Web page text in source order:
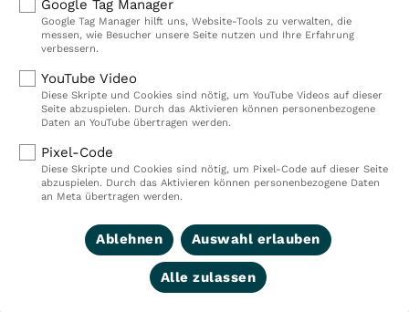
Wenn Sie die Seite aufrufen und
Account eingeloggt sind, kann
Website Ihrem LinkedIn-Account
Bitte beachten Sie, dass sich die
LinkedIn unserer Kenntnis
Wenn Sie nicht möchten, dass
zuordnet, müssen Sie sich vor
LinkedIn ausloggen.
Google Tag Manager
Google Tag Manager hilft uns, Website-Tools zu verwalten, die
messen, wie Besucher unsere Seite nutzen und Ihre Erfahrung
verbessern.
YouTube Video
Diese Skripte und Cookies sind nötig, um YouTube Videos auf dieser
Seite abzuspielen. Durch das Aktivieren können personenbezogene
Daten an YouTube übertragen werden.
Pixel-Code
Diese Skripte und Cookies sind nötig, um Pixel-Code auf dieser Seite
abzuspielen. Durch das Aktivieren können personenbezogene Daten
an Meta übertragen werden.
Ablehnen Auswahl erlauben
Alle zulassen